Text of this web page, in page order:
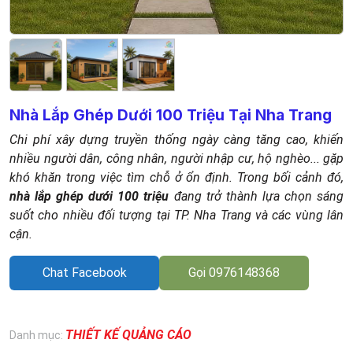
Nhà Lắp Ghép Dưới 100 Triệu Tại Nha Trang
Chi phí xây dựng truyền thống ngày càng tăng cao, khiến
nhiều người dân, công nhân, người nhập cư, hộ nghèo... gặp
khó khăn trong việc tìm chỗ ở ổn định. Trong bối cảnh đó,
nhà lắp ghép dưới 100 triệu đang trở thành lựa chọn sáng
suốt cho nhiều đối tượng tại TP. Nha Trang và các vùng lân
cận.
Chat Facebook Gọi 0976148368
Danh mục: THIẾT KẾ QUẢNG CÁO